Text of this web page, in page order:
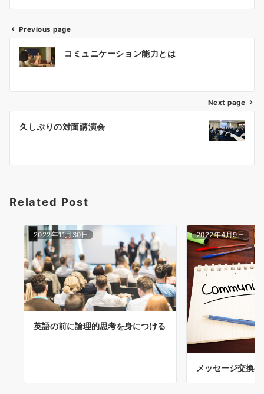
ン
Previous page
コミュニケーション能力とは
Next page
久しぶりの対面講演会
Related Post
2022年11月30日
英語の前に論理的思考を身につける
2022年4月9日
メッセージ交換